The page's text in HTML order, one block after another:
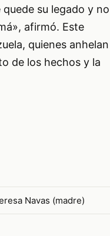
su legado y no
afirmó. Este
quienes anhelan
de los hechos y la
Navas (madre)